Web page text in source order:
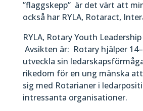
”flaggskepp” är det värt att
också har RYLA, Rotaract,
RYLA, Rotary Youth
Avsikten är: Rotary hjälper
utveckla sin
rikedom för en ung mänska
sig med Rotarianer i
intressanta organisationer.